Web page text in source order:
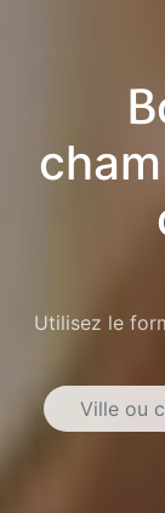
Utilisez le